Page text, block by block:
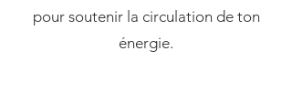
pour soutenir la circulation de ton
énergie.